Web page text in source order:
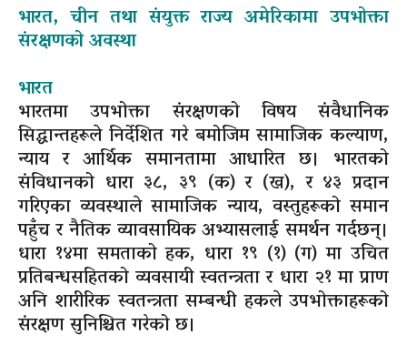
भारत, चीन तथा संयुक्त राज्य अमेरिकामा उपभोक्ता
संरक्षणको अवस्था
भारत
भारतमा उपभोक्ता संरक्षणको विषय संवैधानिक
सिद्धान्तहरूले निर्देशित गरे बमोजिम सामाजिक कल्याण,
न्याय र आर्थिक समानतामा आधारित छ। भारतको
संविधानको धारा ३८, ३९ (क) र (ख), र ४३ प्रदान
गरिएका व्यवस्थाले सामाजिक न्याय, वस्तुहरूको समान
पहुँच र नैतिक व्यावसायिक अभ्यासलाई समर्थन गर्दछन्।
धारा १४मा समताको हक, धारा १९ (१) (ग) मा उचित
प्रतिबन्धसहितको व्यवसायी स्वतन्त्रता र धारा २१ मा प्राण
अनि शारीरिक स्वतन्त्रता सम्बन्धी हकले उपभोक्ताहरूको
संरक्षण सुनिश्चित गरेको छ।